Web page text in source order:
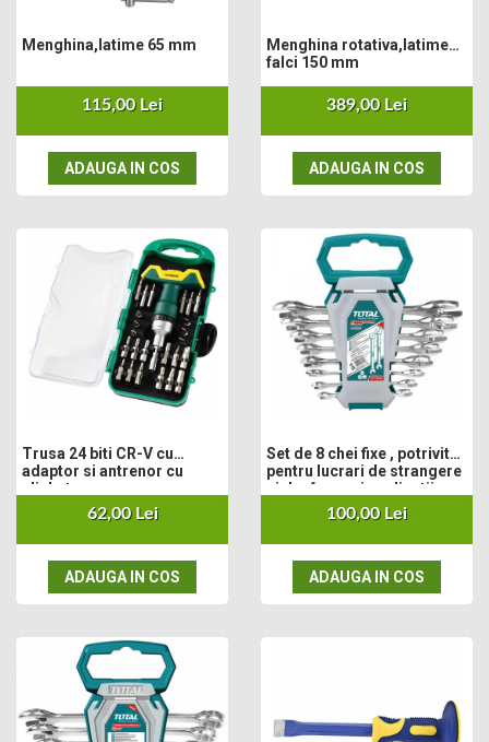
Generatoare curent electric
Rindele electrice
Pistoale cu aer cald
Mașini electrice de șlefuit / polișat
Mixer electric
Polizor de banc
Masini de gaurit
Masini de debitat metal
Cutit termic electric
Cosuri Si Pubele
Menghina,latime 65 mm
115,00 Lei
ADAUGA IN COS
Menghina rotativa,latime
falci 150 mm
389,00 Lei
ADAUGA IN COS
Trusa 24 biti CR-V cu
adaptor si antrenor cu
clichet
62,00 Lei
ADAUGA IN COS
Set de 8 chei fixe , potrivit
pentru lucrari de strangere
si desfacere in aplicatii
generale.100,00 Lei
ADAUGA IN COS